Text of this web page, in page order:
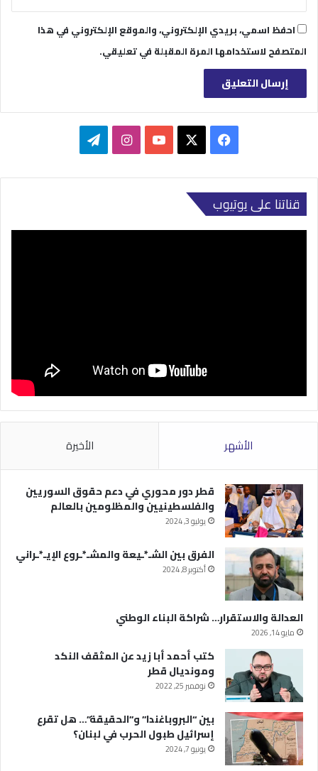
احفظ اسمي، بريدي الإلكتروني، والموقع الإلكتروني في هذا
المتصفح لاستخدامها المرة المقبلة في تعليقي.
فيسبوك ‫YouTubeانستقرامتيلقرام
قناتنا على يوتيوب
الأشهر الأخيرة
قطر دور محوري في دعم حقوق السوريين
والفلسطينيين والمظلومين بالعالم
يوليو 3, 2024
الفرق بين الشـ*ـيعة والمشـ*ـروع الإيـ*ـراني
أكتوبر 8, 2024
العدالة والاستقرار… شراكة البناء الوطني
مايو 14, 2026
كتب أحمد أبا زيد عن المثقف النكد
ومونديال قطر
نوفمبر 25, 2022
بين “البروباغندا” و”الحقيقة”… هل تقرع
إسرائيل طبول الحرب في لبنان؟
يونيو 7, 2024